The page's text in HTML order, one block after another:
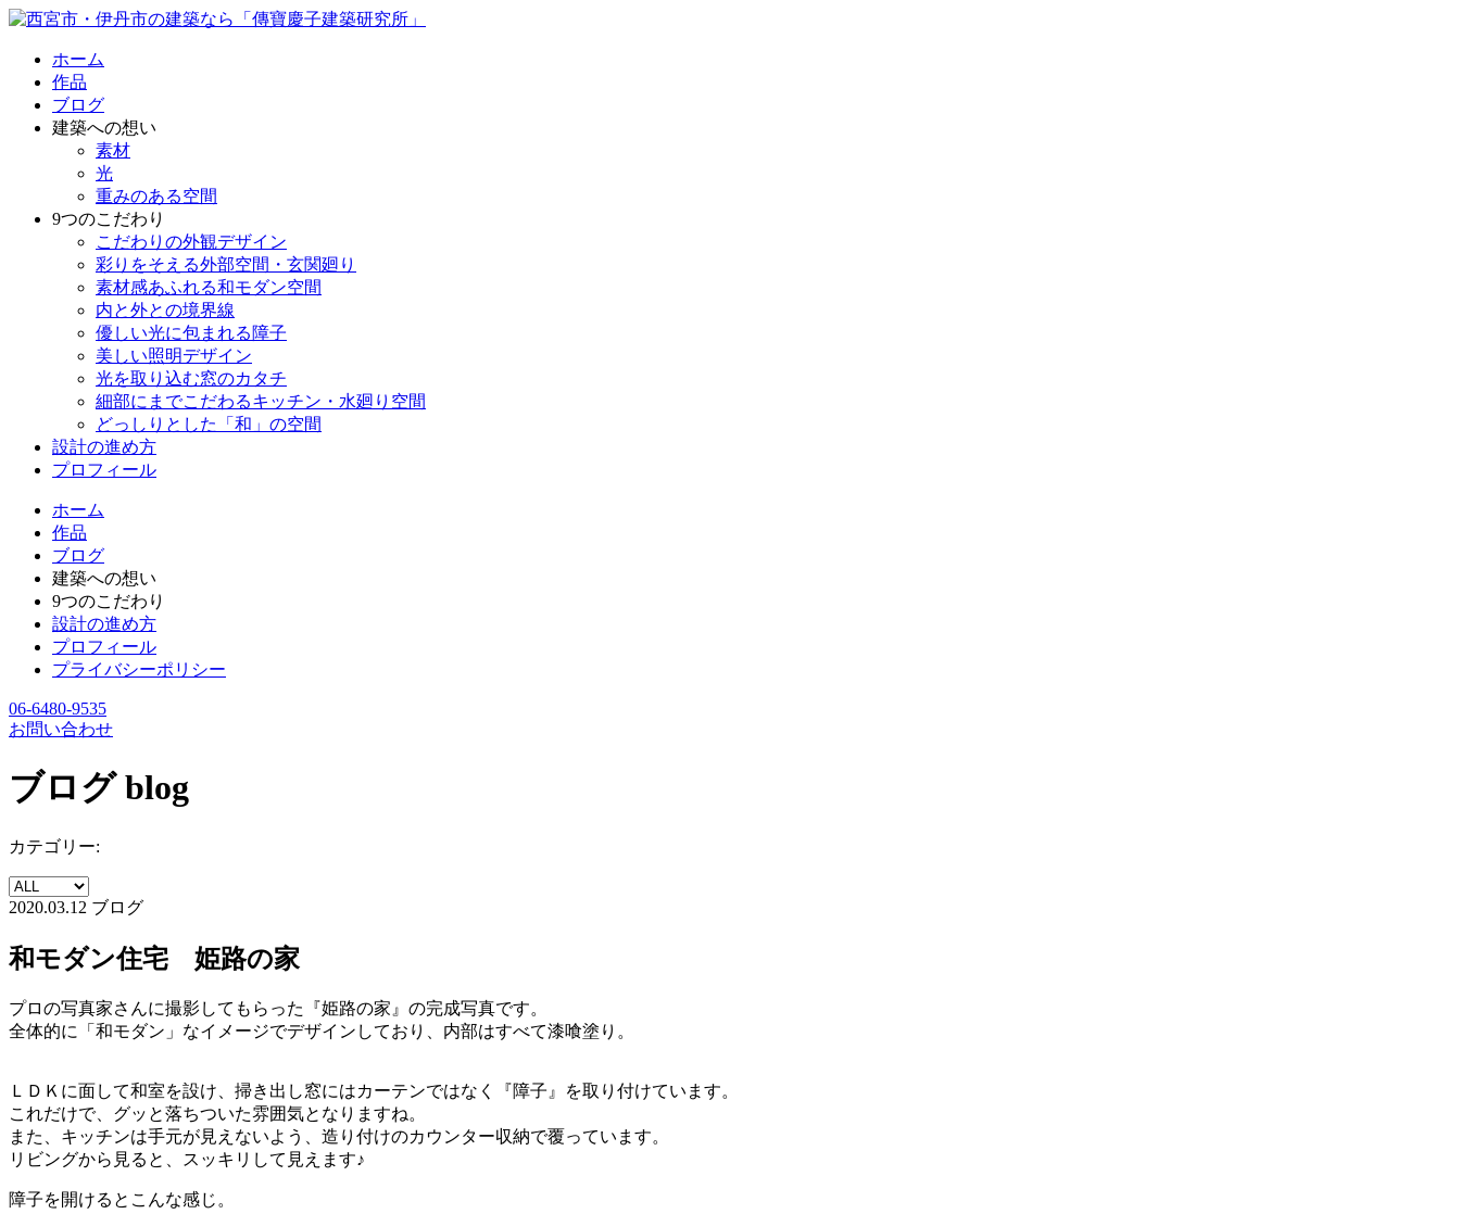
ホーム
作品
ブログ
建築への想い
素材
光
重みのある空間
9つのこだわり
こだわりの外観デザイン
彩りをそえる外部空間・玄関廻り
素材感あふれる和モダン空間
内と外との境界線
優しい光に包まれる障子
美しい照明デザイン
光を取り込む窓のカタチ
細部にまでこだわるキッチン・水廻り空間
どっしりとした「和」の空間
設計の進め方
プロフィール
ホーム
作品
ブログ
建築への想い
9つのこだわり
設計の進め方
プロフィール
プライバシーポリシー
06-6480-9535
お問い合わせ
ブログ blog
カテゴリー:
2020.03.12 ブログ
和モダン住宅 姫路の家
プロの写真家さんに撮影してもらった『姫路の家』の完成写真です。
全体的に「和モダン」なイメージでデザインしており、内部はすべて漆喰塗り。
ＬＤＫに面して和室を設け、掃き出し窓にはカーテンではなく『障子』を取り付けています。
これだけで、グッと落ちついた雰囲気となりますね。
また、キッチンは手元が見えないよう、造り付けのカウンター収納で覆っています。
リビングから見ると、スッキリして見えます♪
障子を開けるとこんな感じ。